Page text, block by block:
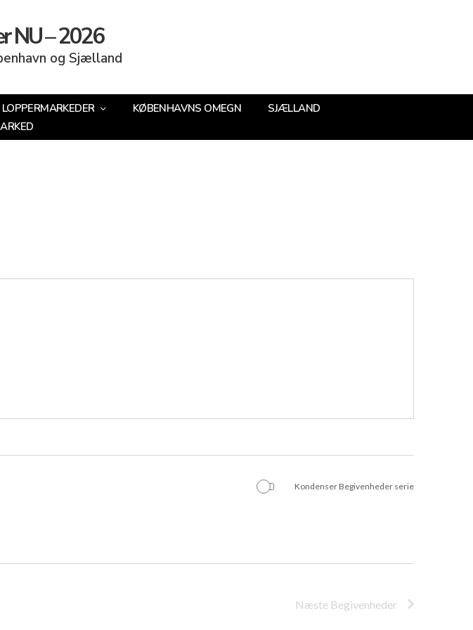
NU – 2026
og Sjælland
KØBENHAVNS OMEGN
SJÆLLAND
Kondenser Begivenheder serie
Næste Begivenheder